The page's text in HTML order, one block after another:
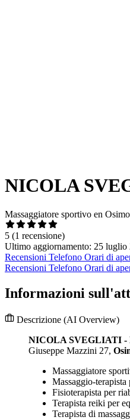
NICOLA
Massaggiatore sportivo en
5 (1 recensione)
Ultimo aggiornamento: 25 luglio
Recensioni Telefono Orari di
Recensioni Telefono Orari di
Informazioni
Descrizione (AI Overview)
NICOLA SVEGLIATI -
Giuseppe Mazzini 27,
Massaggiatore
Massaggio-terapista
Fisioterapista per
Terapista reiki per
Terapista di